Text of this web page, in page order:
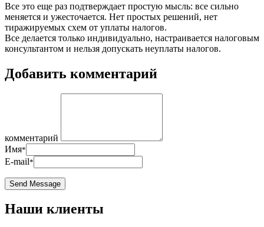
Все это еще раз подтверждает простую мысль: все сильно
меняется и ужесточается. Нет простых решений, нет
тиражируемых схем от уплаты налогов.
Все делается только индивидуально, настраивается налоговым
консультантом и нельзя допускать неуплаты налогов.
Добавить комментарий
комментарий
Имя*
E-mail*
Наши клиенты